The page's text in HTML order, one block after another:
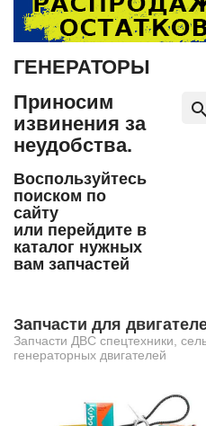
ГЕНЕРАТОРЫ
Приносим
извинения за
неудобства.
Воспользуйтесь
поиском по
сайту
или перейдите в
каталог нужных
вам запчастей
Запчасти для
Запчасти ДВС спецтехники,
генераторных двигателей